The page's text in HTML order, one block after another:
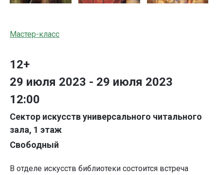
Мастер-класс
12+
29 июля 2023 - 29 июля 2023
12:00
Сектор искусств универсального читального
зала, 1 этаж
Свободный
В отделе искусств библиотеки состоится встреча